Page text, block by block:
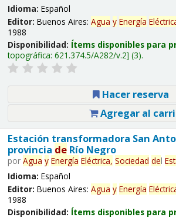
Idioma: Español
Editor: Buenos Aires: Agua y Energía
1988
Disponibilidad: Ítems disponibles para
topográfica: 621.374.5/A282/v.2 (3).
Hacer reserva
Agregar al
Estación transformadora San
provincia deRío Negro
por Agua y Energía Eléctrica, Sociedad del
Idioma: Español
Editor: Buenos Aires: Agua y Energía
1988
Disponibilidad: Ítems disponibles para